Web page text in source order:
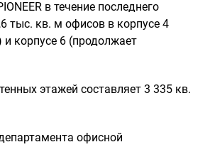
в течение последнего
тыс. кв. м офисов в корпусе 4
и корпусе 6 (продолжает
этажей составляет 3 335 кв.
офисной